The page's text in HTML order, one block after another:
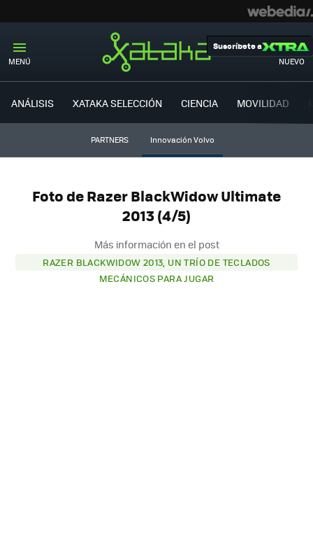
MENÚ NUEVO
Suscríbete a
ANÁLISIS XATAKA SELECCIÓN CIENCIA MOVILIDAD
PARTNERS Innovación Volvo
Foto de Razer BlackWidow Ultimate
2013 (4/5)
Más información en el post
RAZER BLACKWIDOW 2013, UN TRÍO DE TECLADOS
MECÁNICOS PARA JUGAR